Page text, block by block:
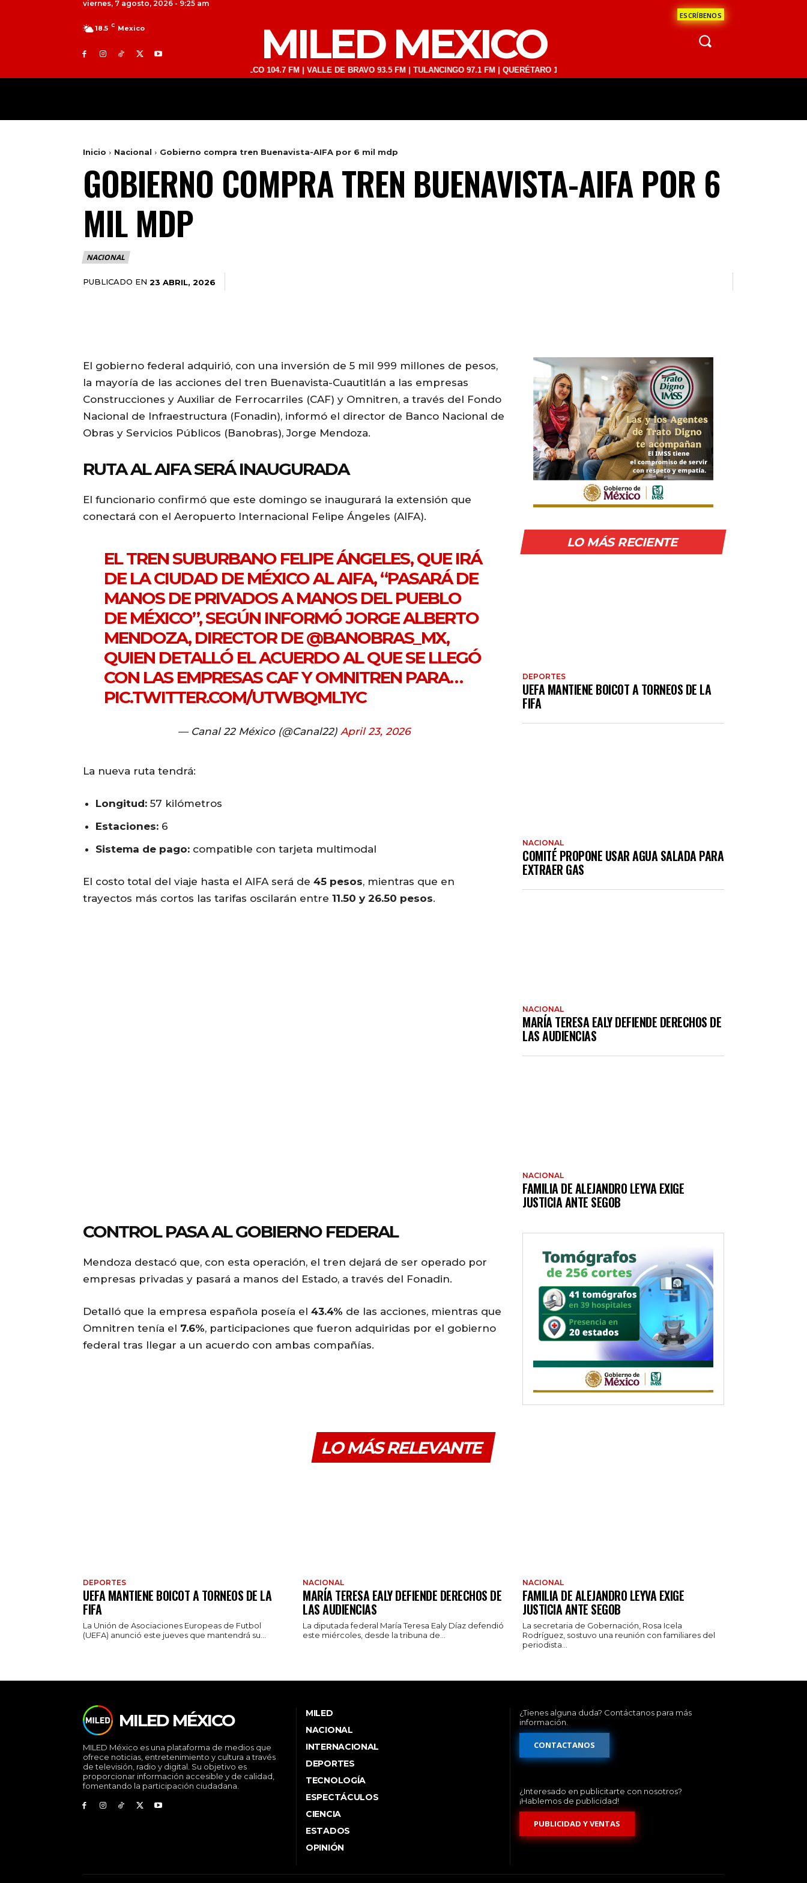
viernes, 7 agosto, 2026 - 9:25 am
ESCRÍBENOS
18.5 C Mexico MILED MEXICO
TOLUCA 98.9 FM | ATLACOMULCO 104.7 FM | VALLE DE BRAVO 93.5 FM | TULANCINGO 97.1 FM | QUERÉTARO 103.1 FM | SAN JUAN DEL RÍO 93.1 FM | GUADALAJARA 1510 AM | LA
Inicio Nacional Gobierno compra tren Buenavista-AIFA por 6 mil mdp
GOBIERNO COMPRA TREN BUENAVISTA-AIFA POR 6
MIL MDP
NACIONAL
PUBLICADO EN 23 ABRIL, 2026
El gobierno federal adquirió, con una inversión de 5 mil 999 millones de pesos,
la mayoría de las acciones del tren Buenavista-Cuautitlán a las empresas
Construcciones y Auxiliar de Ferrocarriles (CAF) y Omnitren, a través del Fondo
Nacional de Infraestructura (Fonadin), informó el director de Banco Nacional de
Obras y Servicios Públicos (Banobras), Jorge Mendoza.
RUTA AL AIFA SERÁ INAUGURADA
El funcionario confirmó que este domingo se inaugurará la extensión que
conectará con el Aeropuerto Internacional Felipe Ángeles (AIFA).
EL TREN SUBURBANO FELIPE ÁNGELES, QUE IRÁ
DE LA CIUDAD DE MÉXICO AL AIFA, “PASARÁ DE
MANOS DE PRIVADOS A MANOS DEL PUEBLO
DE MÉXICO”, SEGÚN INFORMÓ JORGE ALBERTO
MENDOZA, DIRECTOR DE@BANOBRAS_MX,
QUIEN DETALLÓ EL ACUERDO AL QUE SE LLEGÓ
CON LAS EMPRESAS CAF Y OMNITREN PARA…
PIC.TWITTER.COM/UTWBQML1YC
— Canal 22 México (@Canal22) April 23, 2026
La nueva ruta tendrá:
Longitud: 57 kilómetros
Estaciones: 6
Sistema de pago: compatible con tarjeta multimodal
El costo total del viaje hasta el AIFA será de 45 pesos, mientras que en
trayectos más cortos las tarifas oscilarán entre 11.50 y 26.50 pesos.
CONTROL PASA AL GOBIERNO FEDERAL
Mendoza destacó que, con esta operación, el tren dejará de ser operado por
empresas privadas y pasará a manos del Estado, a través del Fonadin.
Detalló que la empresa española poseía el 43.4% de las acciones, mientras que
Omnitren tenía el 7.6%, participaciones que fueron adquiridas por el gobierno
federal tras llegar a un acuerdo con ambas compañías.
LO MÁS RECIENTE
DEPORTES
UEFA MANTIENE BOICOT A TORNEOS DE LA
FIFA
NACIONAL
COMITÉ PROPONE USAR AGUA SALADA PARA
EXTRAER GAS
NACIONAL
MARÍA TERESA EALY DEFIENDE DERECHOS DE
LAS AUDIENCIAS
NACIONAL
FAMILIA DE ALEJANDRO LEYVA EXIGE
JUSTICIA ANTE SEGOB
LO MÁS RELEVANTE
DEPORTES
UEFA MANTIENE BOICOT A TORNEOS DE LA
FIFA
La Unión de Asociaciones Europeas de Futbol
(UEFA) anunció este jueves que mantendrá su...
NACIONAL
MARÍA TERESA EALY DEFIENDE DERECHOS DE
LAS AUDIENCIAS
La diputada federal María Teresa Ealy Díaz defendió
este miércoles, desde la tribuna de...
NACIONAL
FAMILIA DE ALEJANDRO LEYVA EXIGE
JUSTICIA ANTE SEGOB
La secretaria de Gobernación, Rosa Icela
Rodríguez, sostuvo una reunión con familiares del
periodista...
MILED MÉXICO
MILED México es una plataforma de medios que
ofrece noticias, entretenimiento y cultura a través
de televisión, radio y digital. Su objetivo es
proporcionar información accesible y de calidad,
fomentando la participación ciudadana.
MILED
NACIONAL
INTERNACIONAL
DEPORTES
TECNOLOGÍA
ESPECTÁCULOS
CIENCIA
ESTADOS
OPINIÓN
¿Tienes alguna duda? Contáctanos para más
información.
CONTACTANOS
¿Interesado en publicitarte con nosotros?
¡Hablemos de publicidad!
PUBLICIDAD Y VENTAS